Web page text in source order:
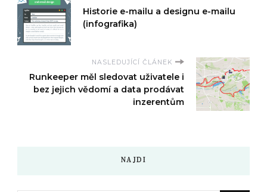
Historie e-mailu a designu e-mailu
(infografika)
NASLEDUJÍCÍ ČLÁNEK
Runkeeper měl sledovat uživatele i
bez jejich vědomí a data prodávat
inzerentům
NAJDI